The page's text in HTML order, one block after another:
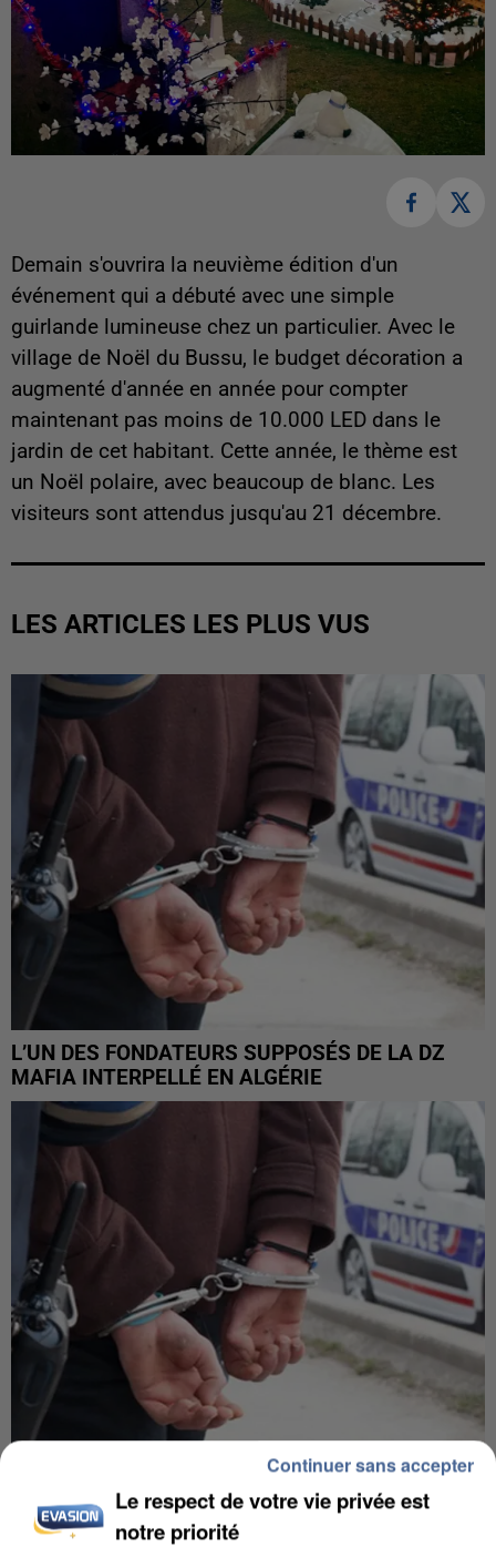
Demain s'ouvrira la neuvième édition d'un
événement qui a débuté avec une simple
guirlande lumineuse chez un particulier. Avec le
village de Noël du Bussu, le budget décoration a
augmenté d'année en année pour compter
maintenant pas moins de 10.000 LED dans le
jardin de cet habitant. Cette année, le thème est
un Noël polaire, avec beaucoup de blanc. Les
visiteurs sont attendus jusqu'au 21 décembre.
LES ARTICLES LES PLUS VUS
L’UN DES FONDATEURS SUPPOSÉS DE LA DZ
MAFIA INTERPELLÉ EN ALGÉRIE
UN SECOND CADRE DE LA DZ MAFIA
INTERPELLÉ EN ALGÉRIE
Le respect de votre vie privée est
notre priorité
Continuer sans accepter